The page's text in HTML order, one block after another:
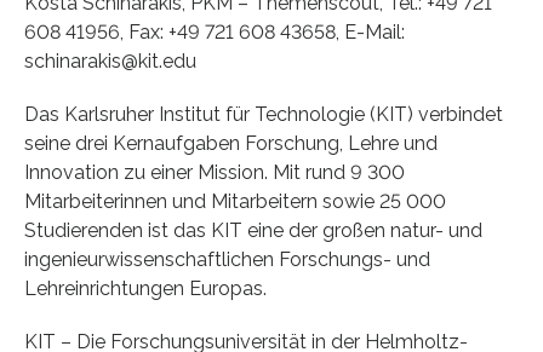
608 41956, Fax: +49 721 608 43658, E-Mail:
schinarakis@kit.edu
Das Karlsruher Institut für Technologie (KIT) verbindet
seine drei Kernaufgaben Forschung, Lehre und
Innovation zu einer Mission. Mit rund 9 300
Mitarbeiterinnen und Mitarbeitern sowie 25 000
Studierenden ist das KIT eine der großen natur- und
ingenieurwissenschaftlichen Forschungs- und
Lehreinrichtungen Europas.
KIT – Die Forschungsuniversität in der Helmholtz-